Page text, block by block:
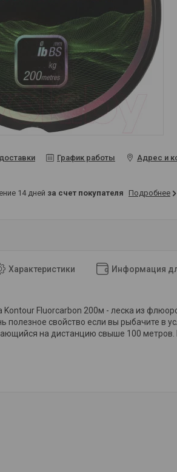
График работы Адрес и
14 дней за счет покупателя Подробнее
Характеристики Информация
Kontour Fluorcarbon 200м - леска из
полезное свойство если вы рыбачите в
на дистанцию свыше 100 метров.